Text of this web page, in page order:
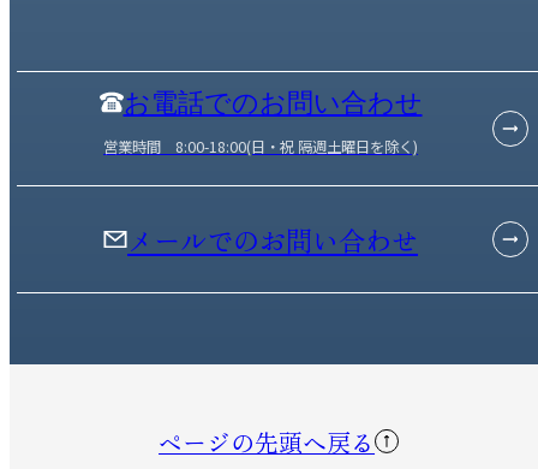
お電話でのお問い合わせ
営業時間 8:00-18:00(日・祝 隔週土曜日を除く)
メールでのお問い合わせ
ページの先頭へ戻る